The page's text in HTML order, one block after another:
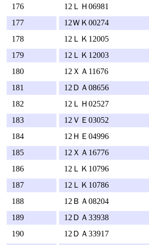
176
12ＬＨ06981
177
12ＷＫ00274
178
12ＬＫ12005
179
12ＬＫ12003
180
12ＸＡ11676
181
12ＤＡ08656
182
12ＬＨ02527
183
12ＶＥ03052
184
12ＨＥ04996
185
12ＸＡ16776
186
12ＬＫ10796
187
12ＬＫ10786
188
12ＢＡ08204
189
12ＤＡ33938
190
12ＤＡ33917